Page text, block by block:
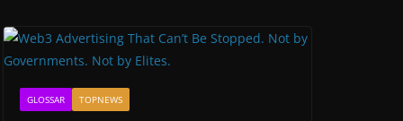
GLOSSAR TOPNEWS